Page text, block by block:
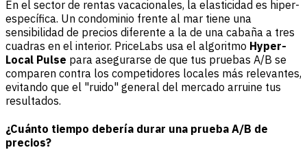
En el sector de rentas vacacionales, la elasticidad es hiper-
específica. Un condominio frente al mar tiene una
sensibilidad de precios diferente a la de una cabaña a tres
cuadras en el interior. PriceLabs usa el algoritmo Hyper-
Local Pulse para asegurarse de que tus pruebas A/B se
comparen contra los competidores locales más relevantes,
evitando que el "ruido" general del mercado arruine tus
resultados.
¿Cuánto tiempo debería durar una prueba A/B de
precios?